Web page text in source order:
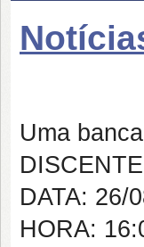
Uma
DATA: 26/
HORA: